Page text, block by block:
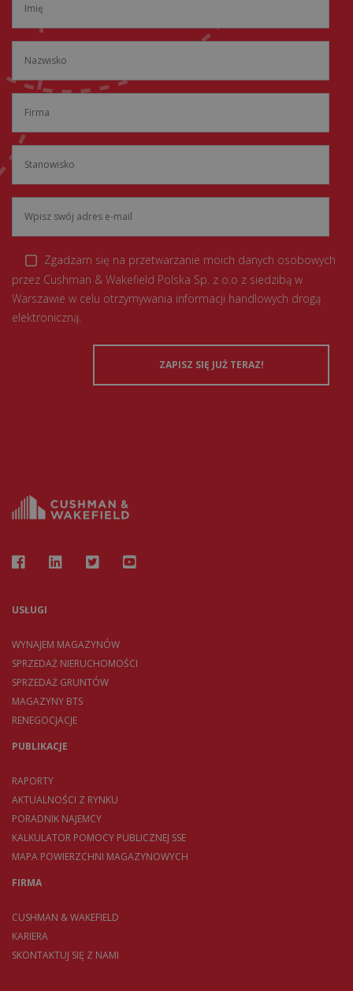
Zgadzam się na przetwarzanie moich danych osobowych
przez Cushman & Wakefield Polska Sp. z o.o z siedzibą w
Warszawie w celu otrzymywania informacji handlowych drogą
elektroniczną.
USŁUGI
WYNAJEM MAGAZYNÓW
SPRZEDAŻ NIERUCHOMOŚCI
SPRZEDAŻ GRUNTÓW
MAGAZYNY BTS
RENEGOCJACJE
PUBLIKACJE
RAPORTY
AKTUALNOŚCI Z RYNKU
PORADNIK NAJEMCY
KALKULATOR POMOCY PUBLICZNEJ SSE
MAPA POWIERZCHNI MAGAZYNOWYCH
FIRMA
CUSHMAN & WAKEFIELD
KARIERA
SKONTAKTUJ SIĘ Z NAMI